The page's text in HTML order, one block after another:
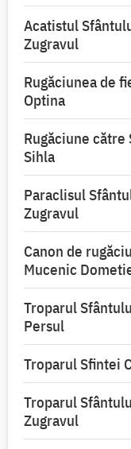
Acatistul
Zugravul
Rugăciunea de
Optina
Rugăciune către
Sihla
Paraclisul
Zugravul
Canon de
Mucenic
Troparul
Persul
Troparul Sfintei
Troparul
Zugravul